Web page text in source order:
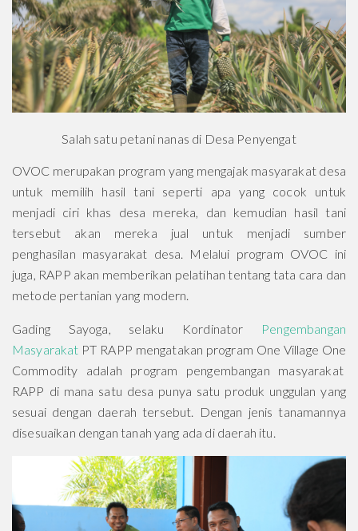
Salah satu petani nanas di Desa Penyengat
OVOC merupakan program yang mengajak masyarakat desa
untuk memilih hasil tani seperti apa yang cocok untuk
menjadi ciri khas desa mereka, dan kemudian hasil tani
tersebut akan mereka jual untuk menjadi sumber
penghasilan masyarakat desa. Melalui program OVOC ini
juga, RAPP akan memberikan pelatihan tentang tata cara dan
metode pertanian yang modern.
Gading Sayoga, selaku Kordinator
Pengembangan
Masyarakat PT RAPP mengatakan program One Village One
Commodity adalah program pengembangan masyarakat
RAPP di mana satu desa punya satu produk unggulan yang
sesuai dengan daerah tersebut. Dengan jenis tanamannya
disesuaikan dengan tanah yang ada di daerah itu.